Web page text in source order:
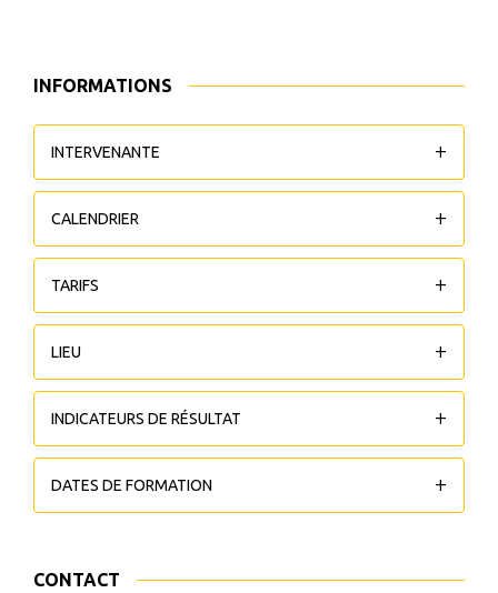
INFORMATIONS
INTERVENANTE
CALENDRIER
TARIFS
LIEU
INDICATEURS DE RÉSULTAT
DATES DE FORMATION
CONTACT